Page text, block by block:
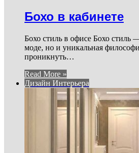
Бохо в кабинете
Бохо стиль в офисе Бохо стиль
моде, но и уникальная
проникнуть…
Read More »
Дизайн Интерьера